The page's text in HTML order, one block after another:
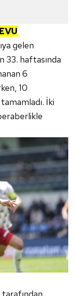
gelen
33. haftasında
6
10
İki